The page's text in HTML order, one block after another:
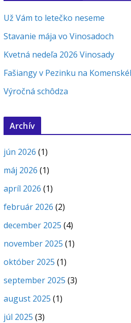
Už Vám to letečko neseme
Stavanie mája vo Vinosadoch
Kvetná nedeľa 2026 Vinosady
Fašiangy v Pezinku na
Výročná schôdza
Archív
jún 2026 (1)
máj 2026 (1)
apríl 2026 (1)
február 2026 (2)
december 2025 (4)
november 2025 (1)
október 2025 (1)
september 2025 (3)
august 2025 (1)
júl 2025 (3)